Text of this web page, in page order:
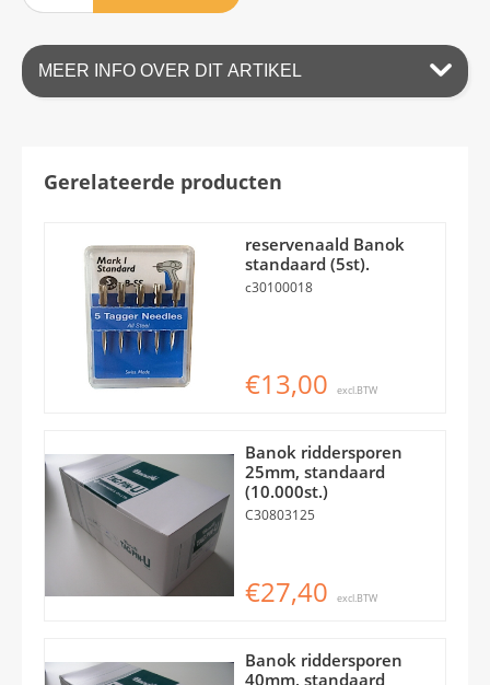
MEER INFO OVER DIT ARTIKEL
Gerelateerde producten
reservenaald Banok
standaard (5st).
c30100018
€13,00 excl.BTW
Banok riddersporen
25mm, standaard
(10.000st.)
C30803125
€27,40 excl.BTW
Banok riddersporen
40mm, standaard